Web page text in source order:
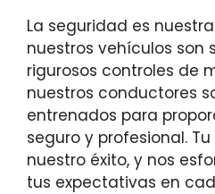
La seguridad es
nuestros vehículos son
rigurosos controles de
nuestros conductores
entrenados para
seguro y profesional.
nuestro éxito, y nos
tus expectativas en